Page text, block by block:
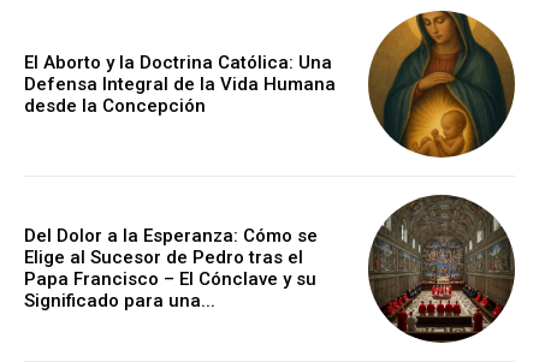
El Aborto y la Doctrina Católica: Una
Defensa Integral de la Vida Humana
desde la Concepción
Del Dolor a la Esperanza: Cómo se
Elige al Sucesor de Pedro tras el
Papa Francisco – El Cónclave y su
Significado para una...